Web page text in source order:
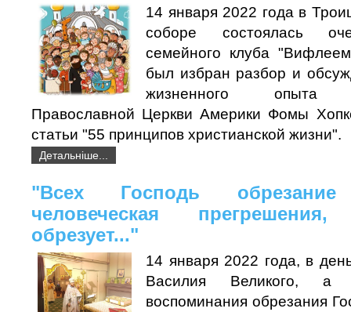
14 января 2022 года в
соборе состоялась
семейного клуба
был избран разбор и
жизненного опыта
Православной Церкви Америки Фомы
статьи "55 принципов христианской жизни".
Детальніше...
"Всех Господь
человеческая
обрезует..."
14 января 2022 года, в
Василия Великого,
воспоминания обрезания